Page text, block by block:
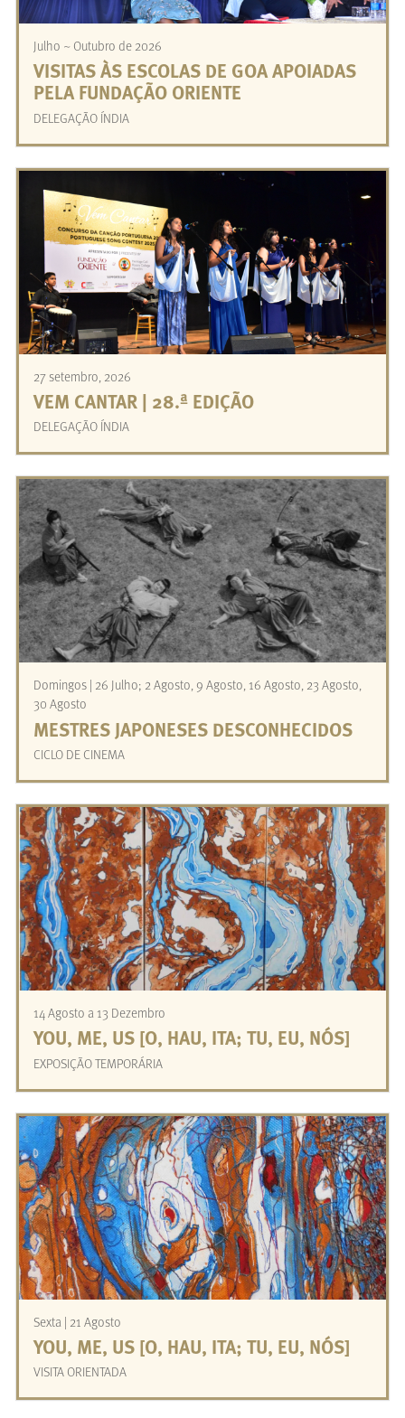
Julho ~ Outubro de 2026
VISITAS ÀS ESCOLAS DE GOA APOIADAS
PELA FUNDAÇÃO ORIENTE
DELEGAÇÃO ÍNDIA
27 setembro, 2026
VEM CANTAR | 28.ª EDIÇÃO
DELEGAÇÃO ÍNDIA
Domingos | 26 Julho; 2 Agosto, 9 Agosto, 16 Agosto, 23 Agosto,
30 Agosto
MESTRES JAPONESES DESCONHECIDOS
CICLO DE CINEMA
14 Agosto a 13 Dezembro
YOU, ME, US [O, HAU, ITA; TU, EU, NÓS]
EXPOSIÇÃO TEMPORÁRIA
Sexta | 21 Agosto
YOU, ME, US [O, HAU, ITA; TU, EU, NÓS]
VISITA ORIENTADA